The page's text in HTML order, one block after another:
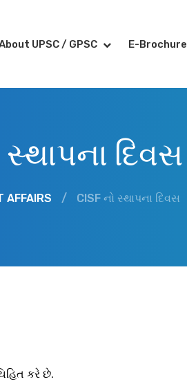
UPSC / GPSC E-Brochure
સ્થાપના દિવસ
AFFAIRS / CISF નો સ્થાપના દિવસ
કરે છે.